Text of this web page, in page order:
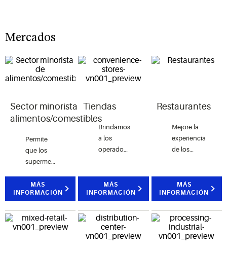
Mercados
Sector minorista de
alimentos/comestibles
Permite
que los
supermercados
estrategias
de
preparadas
para el
MÁS
INFORMACIÓN
Tiendas
Brindamos
a los
operadores
las
herramientas
reducir
las
demandas
MÁS
INFORMACIÓN
Restaurantes
Mejore la
experiencia
de los
calidad
de los
con
conocimientos
de
MÁS
INFORMACIÓN